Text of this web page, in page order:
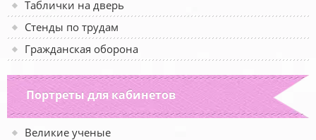
Таблички на дверь
Стенды по трудам
Гражданская оборона
Портреты для кабинетов
Великие ученые